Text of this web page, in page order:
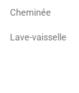
Cheminée
Lave-vaisselle